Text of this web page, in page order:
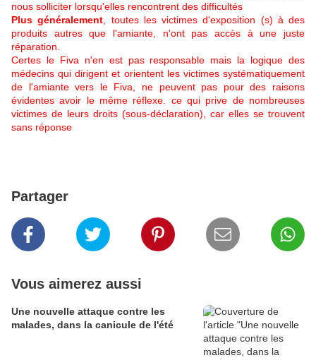
nous solliciter lorsqu'elles rencontrent des difficultés
Plus généralement , toutes les victimes d'exposition (s) à des
produits autres que l'amiante, n'ont pas accès à une juste
réparation.
Certes le Fiva n'en est pas responsable mais la logique des
médecins qui dirigent et orientent les victimes systématiquement
de l'amiante vers le Fiva, ne peuvent pas pour des raisons
évidentes avoir le même réflexe. ce qui prive de nombreuses
victimes de leurs droits (sous-déclaration), car elles se trouvent
sans réponse
Partager
Vous aimerez aussi
Une nouvelle attaque contre les
malades, dans la canicule de l'été